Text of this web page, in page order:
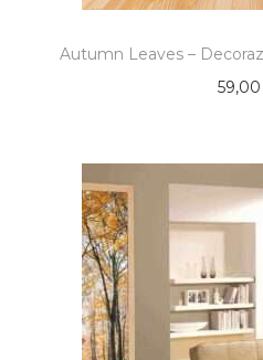
Autumn Leaves –
59,00